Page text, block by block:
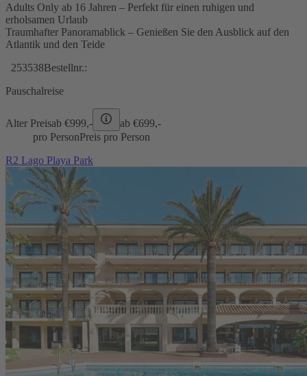
Adults Only ab 16 Jahren – Perfekt für einen ruhigen und
erholsamen Urlaub
Traumhafter Panoramablick – Genießen Sie den Ausblick auf den
Atlantik und den Teide
253538Bestellnr.:
Pauschalreise
Alter Preisab €999,- ab €699,-
pro PersonPreis pro Person
R2 Lago Playa Park